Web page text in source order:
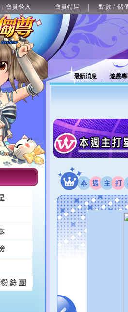
| 會員登入 會員特區 點數 / 儲
最新消息 遊戲